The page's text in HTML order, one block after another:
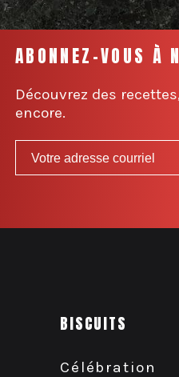
ABONNEZ-VOUS À
Découvrez des
encore.
BISCUITS
Célébration